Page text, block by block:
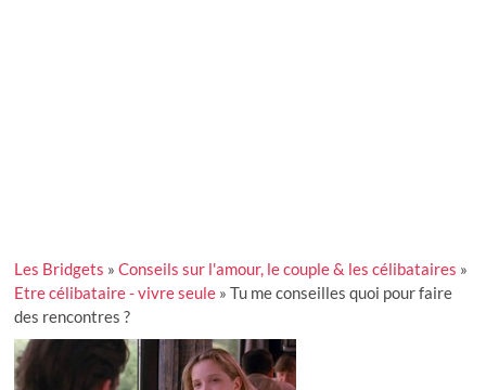
Les Bridgets »Conseils sur l'amour, le couple & les célibataires »
Etre célibataire - vivre seule »Tu me conseilles quoi pour faire
des rencontres ?